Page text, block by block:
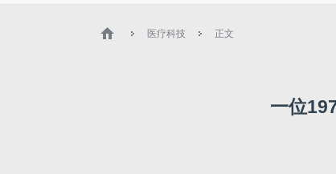
医疗科技 正文
一位